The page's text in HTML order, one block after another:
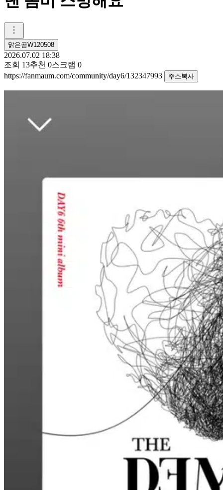
맑은곰W120508
2026.07.02 18:38
조회 13추천 0스크랩 0
https://fanmaum.com/community/day6/132347993
주소복사